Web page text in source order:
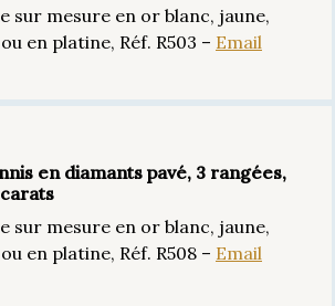
sur mesure en or blanc, jaune,
en platine, Réf. R503 – Email
en diamants pavé, 3 rangées,
sur mesure en or blanc, jaune,
en platine, Réf. R508 – Email